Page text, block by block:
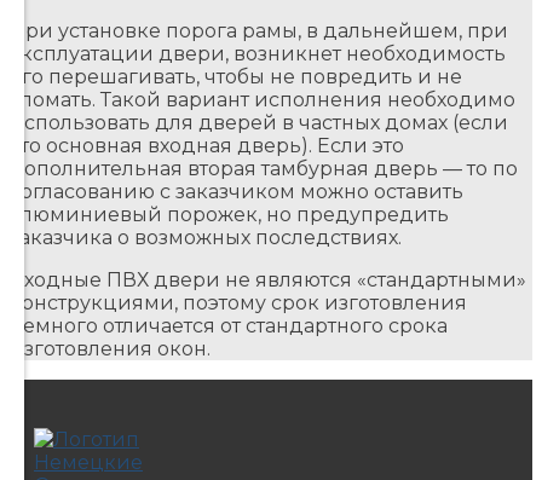
При установке порога рамы, в дальнейшем, при
эксплуатации двери, возникнет необходимость
его перешагивать, чтобы не повредить и не
сломать. Такой вариант исполнения необходимо
использовать для дверей в частных домах (если
это основная входная дверь). Если это
дополнительная вторая тамбурная дверь — то по
согласованию с заказчиком можно оставить
алюминиевый порожек, но предупредить
заказчика о возможных последствиях.
Входные ПВХ двери не являются «стандартными»
конструкциями, поэтому срок изготовления
немного отличается от стандартного срока
изготовления окон.